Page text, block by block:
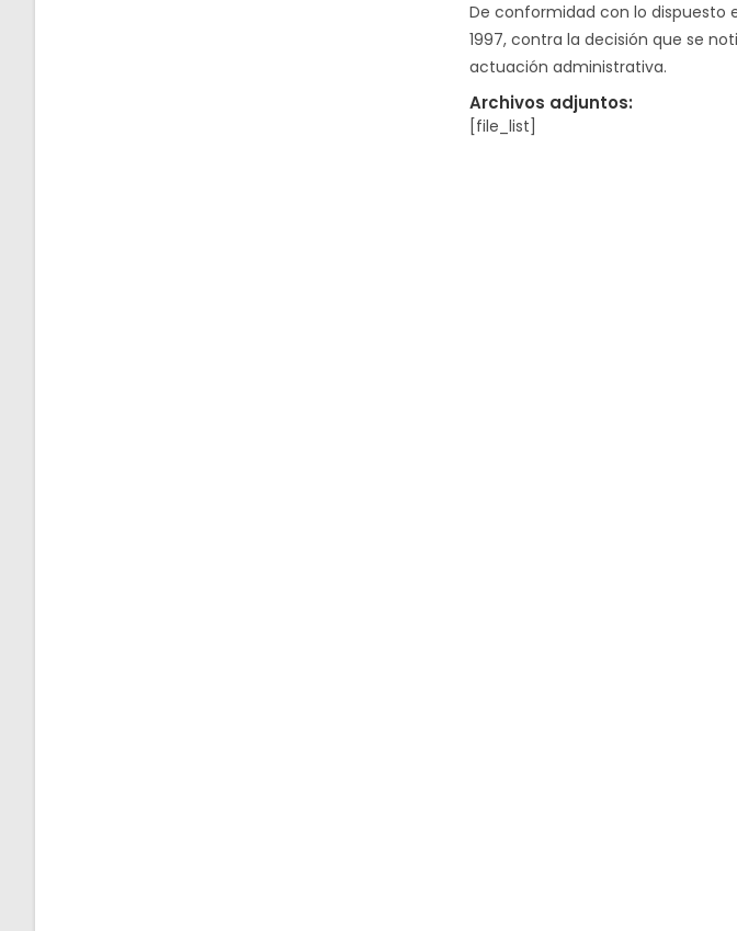
De conformidad con lo dispuesto
1997, contra la decisión que se
actuación administrativa.
Archivos adjuntos:
[file_list]